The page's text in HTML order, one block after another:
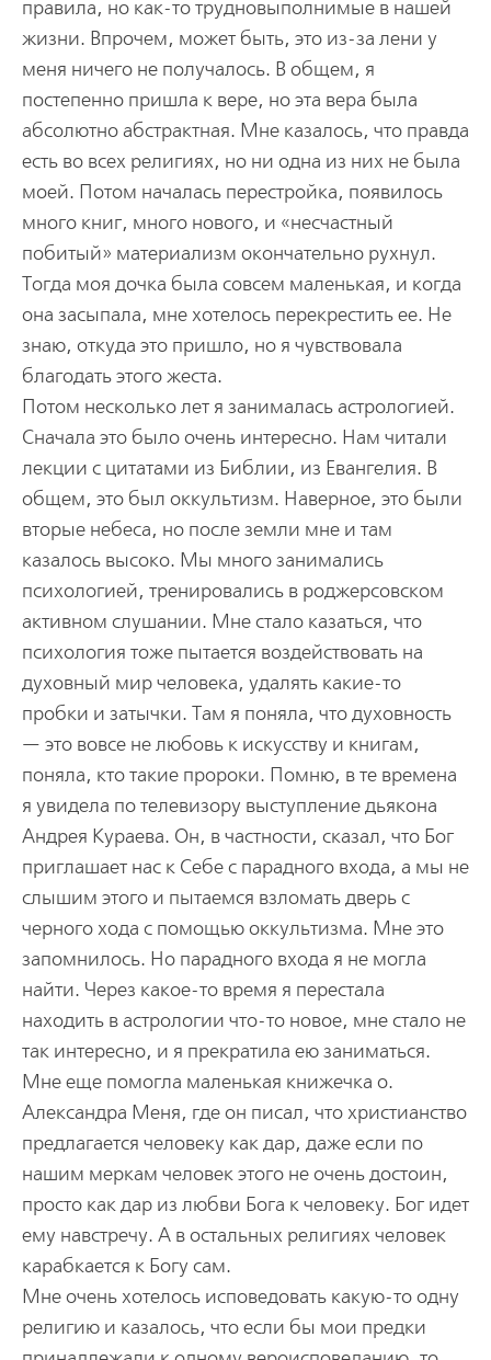
правила, но как-то трудновыполнимые в нашей
жизни. Впрочем, может быть, это из-за лени у
меня ничего не получалось. В общем, я
постепенно пришла к вере, но эта вера была
абсолютно абстрактная. Мне казалось, что правда
есть во всех религиях, но ни одна из них не была
моей. Потом началась перестройка, появилось
много книг, много нового, и «несчастный
побитый» материализм окончательно рухнул.
Тогда моя дочка была совсем маленькая, и когда
она засыпала, мне хотелось перекрестить ее. Не
знаю, откуда это пришло, но я чувствовала
благодать этого жеста.
Потом несколько лет я занималась астрологией.
Сначала это было очень интересно. Нам читали
лекции с цитатами из Библии, из Евангелия. В
общем, это был оккультизм. Наверное, это были
вторые небеса, но после земли мне и там
казалось высоко. Мы много занимались
психологией, тренировались в роджерсовском
активном слушании. Мне стало казаться, что
психология тоже пытается воздействовать на
духовный мир человека, удалять какие-то
пробки и затычки. Там я поняла, что духовность
— это вовсе не любовь к искусству и книгам,
поняла, кто такие пророки. Помню, в те времена
я увидела по телевизору выступление дьякона
Андрея Кураева. Он, в частности, сказал, что Бог
приглашает нас к Себе с парадного входа, а мы не
слышим этого и пытаемся взломать дверь с
черного хода с помощью оккультизма. Мне это
запомнилось. Но парадного входа я не могла
найти. Через какое-то время я перестала
находить в астрологии что-то новое, мне стало не
так интересно, и я прекратила ею заниматься.
Мне еще помогла маленькая книжечка о.
Александра Меня, где он писал, что христианство
предлагается человеку как дар, даже если по
нашим меркам человек этого не очень достоин,
просто как дар из любви Бога к человеку. Бог идет
ему навстречу. А в остальных религиях человек
карабкается к Богу сам.
Мне очень хотелось исповедовать какую-то одну
религию и казалось, что если бы мои предки